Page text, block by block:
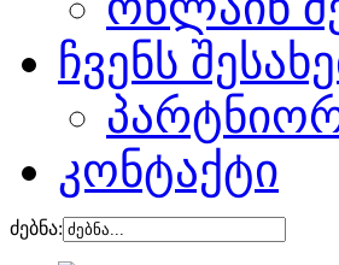
ჩვენს
კონტაქტი
ძებნა: